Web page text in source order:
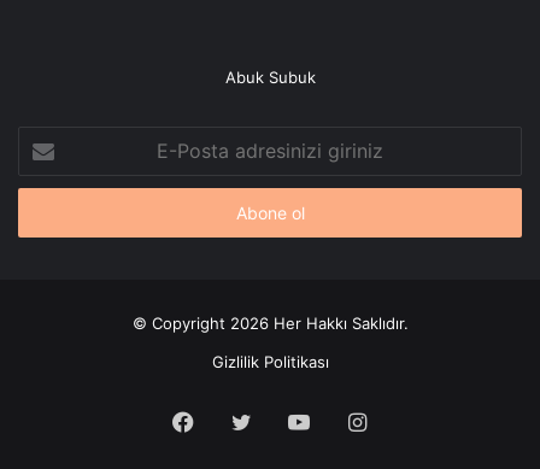
Abuk Subuk
Posta
adresinizi
© Copyright 2026 Her Hakkı Saklıdır.
Gizlilik Politikası
Facebook
X YouTubeInstagram